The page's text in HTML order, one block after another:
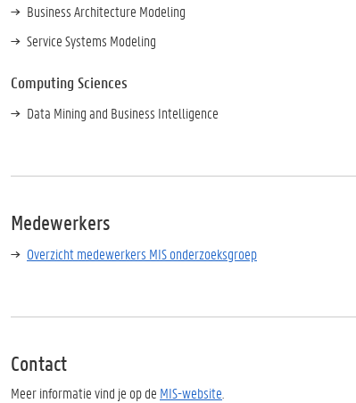
Business Architecture Modeling
Service Systems Modeling
Computing Sciences
Data Mining and Business Intelligence
Medewerkers
Overzicht medewerkers MIS onderzoeksgroep
Contact
Meer informatie vind je op de MIS-website